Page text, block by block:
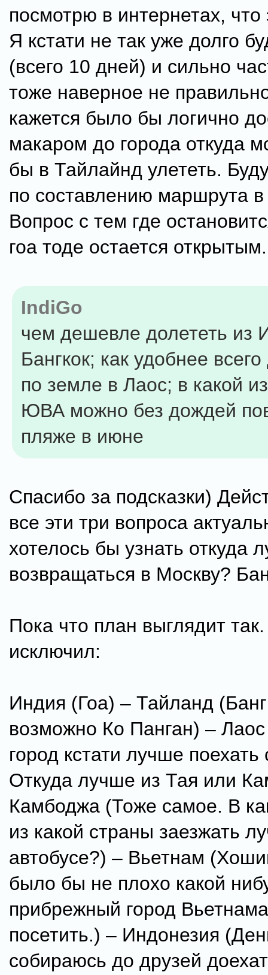
посмотрю в интернетах, что
Я кстати не так уже долго
(всего 10 дней) и сильно
тоже наверное не
кажется было бы логично
макаром до города откуда
бы в Тайлайнд улететь.
по составлению маршрута
Вопрос с тем где
гоа тоде остается открытым.
IndiGo
чем дешевле долететь из
Бангкок; как удобнее
по земле в Лаос; в какой
ЮВА можно без дождей
пляже в июне
Спасибо за подсказки)
все эти три вопроса
хотелось бы узнать откуда
возвращаться в Москву?
Пока что план выглядит
исключил:
Индия (Гоа) – Тайланд
возможно Ко Панган) –
город кстати лучше
Откуда лучше из Тая или
Камбоджа (Тоже самое. В
из какой страны заезжать
автобусе?) – Вьетнам
было бы не плохо какой
прибрежный город
посетить.) – Индонезия
собираюсь до друзей